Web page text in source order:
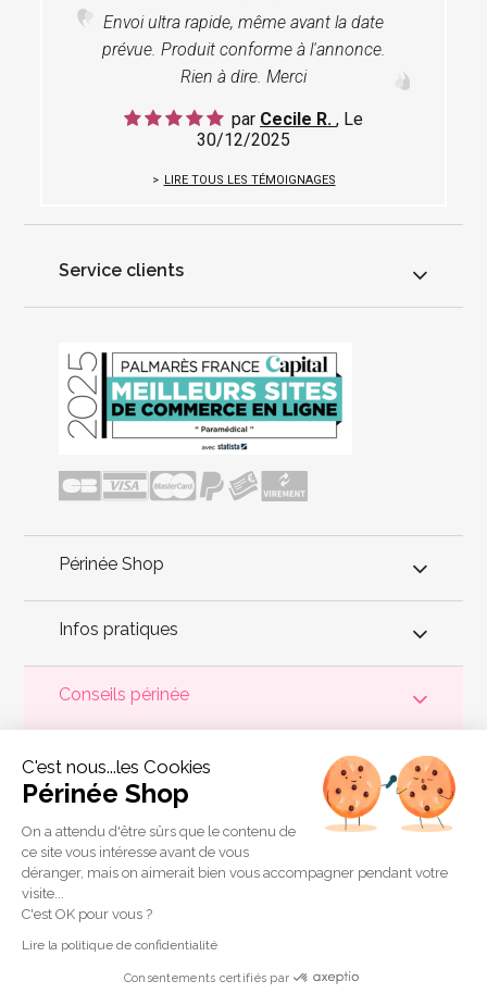
Envoi ultra rapide, même avant la date
prévue. Produit conforme à l'annonce.
Rien à dire. Merci
par Cecile R. , Le
30/12/2025
LIRE TOUS LES TÉMOIGNAGES
Service clients
Périnée Shop
Infos pratiques
Conseils périnée
de muscler et de rééduquer le plancher pelvienpour éviter les
problèmes d'incontinence
, de pesanteur pelvienne, de manque
de sensations durant les rapports sexuels et de petites
fuites
Périnée Shop
a sélectionné les meilleures solutions
pour la rééducation périnéale et pour l'auto-traitement de
l'incontinence à domicile :
biofeedback,cônes vaginaux
connectées etaccessoires pour exercices de Kegel.
Copyright 2011 © Périnée Shop
Conditions générales de vente
Mentions légales
C'est nous...les Cookies
Périnée Shop
On a attendu d'être sûrs que le contenu de
ce site vous intéresse avant de vous
déranger, mais on aimerait bien vous accompagner pendant votre
visite...
C'est OK pour vous ?
Lire la politique de confidentialité
Consentements certifiés par